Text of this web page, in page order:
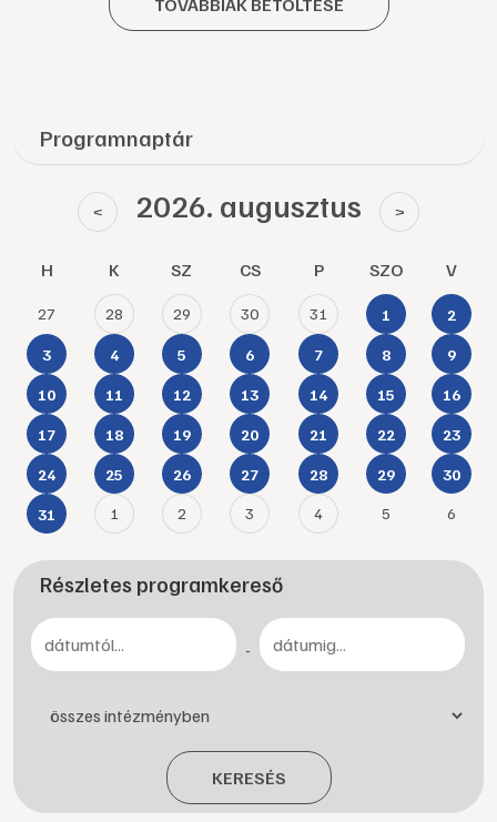
TOVÁBBIAK BETÖLTÉSE
Programnaptár
< 2026. augusztus >
H K SZ CS P SZO V
27 28 29 30 31 1 2
3 4 5 6 7 8 9
10 11 12 13 14 15 16
17 18 19 20 21 22 23
24 25 26 27 28 29 30
31 1 2 3 4 5 6
Részletes programkereső
-
KERESÉS